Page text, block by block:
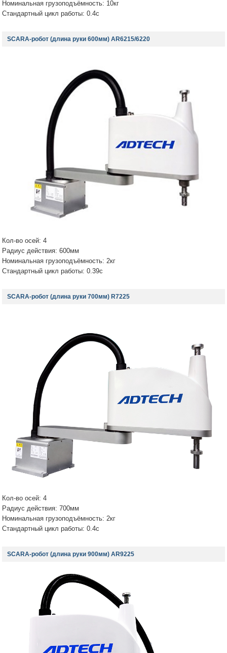
Номинальная грузоподъёмность: 10кг
Стандартный цикл работы: 0.4с
SCARA-робот (длина руки 600мм) AR6215/6220
Кол-во осей: 4
Радиус действия: 600мм
Номинальная грузоподъёмность: 2кг
Стандартный цикл работы: 0.39с
SCARA-робот (длина руки 700мм) R7225
Кол-во осей: 4
Радиус действия: 700мм
Номинальная грузоподъёмность: 2кг
Стандартный цикл работы: 0.4с
SCARA-робот (длина руки 900мм) AR9225